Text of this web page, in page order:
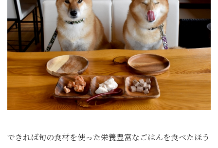
できれば旬の食材を使った栄養豊富なごはんを食べたほう